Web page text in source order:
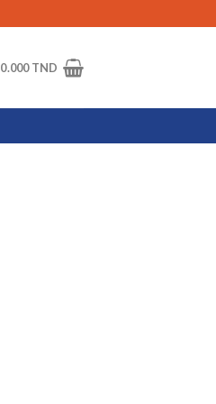
0.000TND